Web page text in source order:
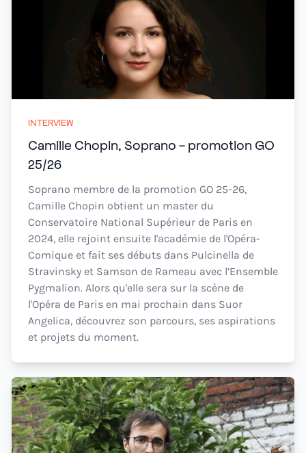
INTERVIEW
Camille Chopin, Soprano - promotion GO
25/26
Soprano membre de la promotion GO 25-26,
Camille Chopin obtient un master du
Conservatoire National Supérieur de Paris en
2024, elle rejoint ensuite l'académie de l'Opéra-
Comique et fait ses débuts dans Pulcinella de
Stravinsky et Samson de Rameau avec l’Ensemble
Pygmalion. Alors qu'elle sera sur la scène de
l'Opéra de Paris en mai prochain dans Suor
Angelica, découvrez son parcours, ses aspirations
et projets du moment.